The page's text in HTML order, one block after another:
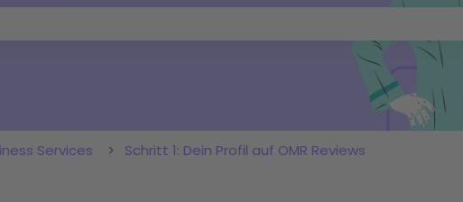
Services Schritt 1: Dein Profil auf OMR Reviews